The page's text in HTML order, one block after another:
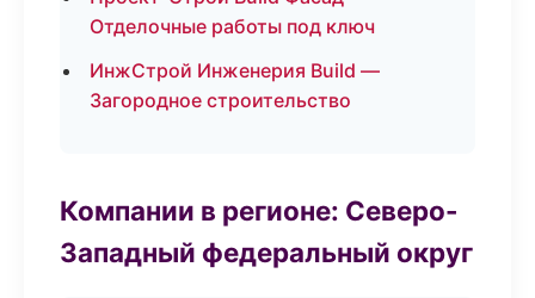
Отделочные работы под ключ
ИнжСтрой Инженерия Build —
Загородное строительство
Компании в регионе: Северо-
Западный федеральный округ